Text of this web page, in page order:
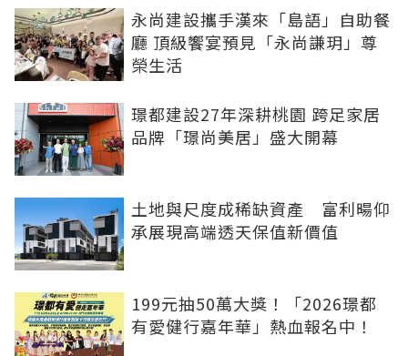
永尚建設攜手漢來「島語」自助餐
廳 頂級饗宴預見「永尚謙玥」尊
榮生活
璟都建設27年深耕桃園 跨足家居
品牌「璟尚美居」盛大開幕
土地與尺度成稀缺資產 富利暘仰
承展現高端透天保值新價值
199元抽50萬大獎！「2026璟都
有愛健行嘉年華」熱血報名中！